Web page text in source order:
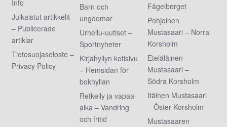
Info
Julkaistut artikkelit
– Publicerade
artiklar
Tietosuojaseloste –
Privacy Policy
Barn och
ungdomar
Urheilu-uutiset –
Sportnyheter
Kirjahyllyn kotisivu
– Hemsidan för
bokhyllan
Retkeily ja vapaa-
aika – Vandring
och fritid
Fågelberget
Pohjoinen
Mustasaari – Norra
Korsholm
Eteläläinen
Mustasaari –
Södra Korsholm
Itäinen Mustasaari
– Öster Korsholm
Mustasaaren